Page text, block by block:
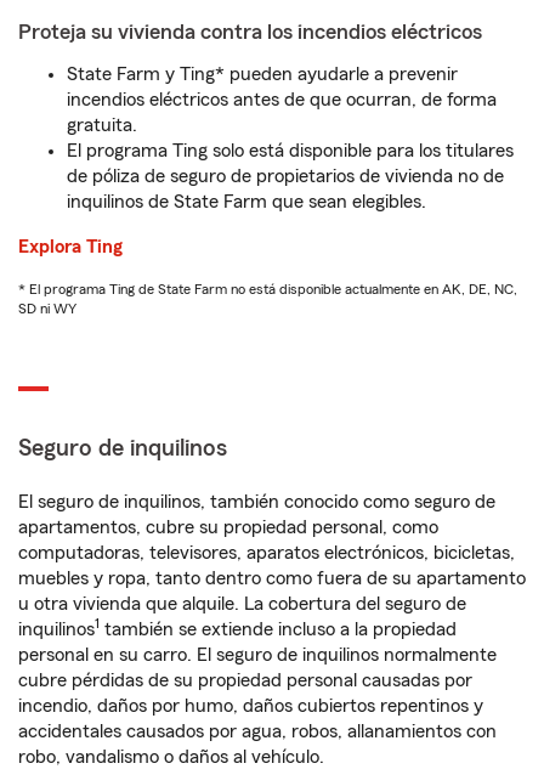
Proteja su vivienda contra los incendios eléctricos
State Farm y Ting* pueden ayudarle a prevenir
incendios eléctricos antes de que ocurran, de forma
gratuita.
El programa Ting solo está disponible para los titulares
de póliza de seguro de propietarios de vivienda no de
inquilinos de State Farm que sean elegibles.
Explora Ting
* El programa Ting de State Farm no está disponible actualmente en AK, DE, NC,
SD ni WY
Seguro de inquilinos
El seguro de inquilinos, también conocido como seguro de
apartamentos, cubre su propiedad personal, como
computadoras, televisores, aparatos electrónicos, bicicletas,
muebles y ropa, tanto dentro como fuera de su apartamento
u otra vivienda que alquile. La cobertura del seguro de
inquilinos1 también se extiende incluso a la propiedad
personal en su carro. El seguro de inquilinos normalmente
cubre pérdidas de su propiedad personal causadas por
incendio, daños por humo, daños cubiertos repentinos y
accidentales causados por agua, robos, allanamientos con
robo, vandalismo o daños al vehículo.